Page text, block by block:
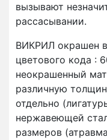
вызывают
рассасывании.
ВИКРИЛ окрашен
цветового кода :
неокрашенный
различную
отдельно
нержавеющей
размеров